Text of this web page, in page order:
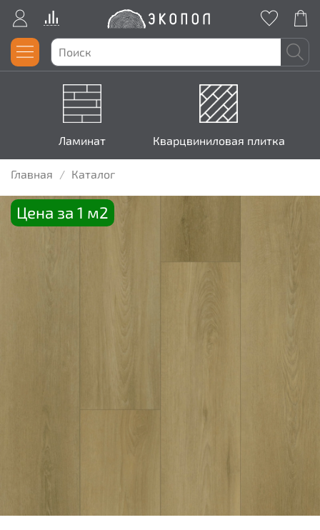
Ламинат Кварцвиниловая плитка
Главная Каталог
Цена за 1 м2